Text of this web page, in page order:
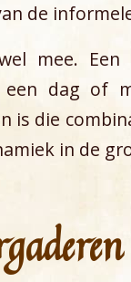
de
mee.
een dag of
is die
in de